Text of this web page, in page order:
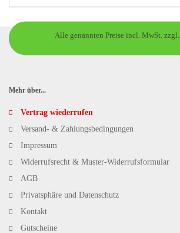
Alle genannten Preise incl. MwSt. zzgl.
Mehr über...
Vertrag wiederrufen
Versand- & Zahlungsbedingungen
Impressum
Widerrufsrecht & Muster-Widerrufsformular
AGB
Privatsphäre und Datenschutz
Kontakt
Gutscheine